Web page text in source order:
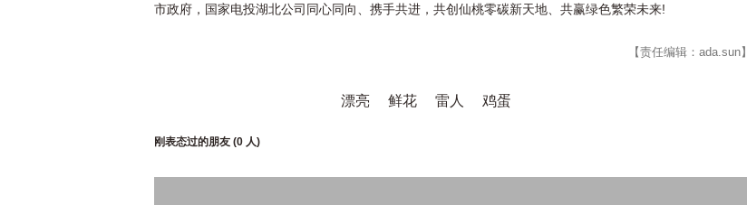
市政府，国家电投湖北公司同心同向、携手共进，共创仙桃零碳新天地、共赢绿色繁荣未来!
【责任编辑：ada.sun】
漂亮 鲜花 雷人 鸡蛋
刚表态过的朋友 (0 人)